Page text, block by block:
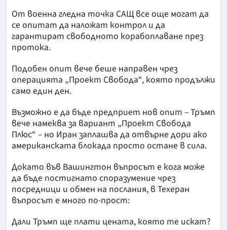
От военна гледна точка САЩ все още могат да
се опитат да наложат контрол и да
гарантират свободното корабоплаване през
протока.
Подобен опит вече беше направен чрез
операцията „Проект Свобода“, която продължи
само един ден.
Възможно е да бъде предприет нов опит – Тръмп
вече намеква за вариант „Проект Свобода
Плюс“ – но Иран заплашва да отвърне дори ако
американската блокада просто остане в сила.
Докато във Вашингтон въпросът е кога може
да бъде постигнато споразумение чрез
посредници и обмен на послания, в Техеран
въпросът е много по-прост:
Дали Тръмп ще плати цената, която те искат?